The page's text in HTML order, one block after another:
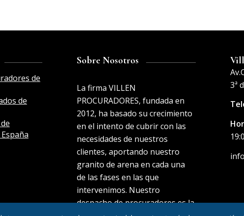
de
de
Sobre Nosotros
La firma VILLEN
PROCURADORES, fundada en
2012, ha basado su crecimiento
en el intento de cubrir con las
necesidades de nuestros
clientes, aportando nuestro
granito de arena en cada una
de las fases en las que
intervenimos. Nuestro
despacho de procuradores es la
3ª